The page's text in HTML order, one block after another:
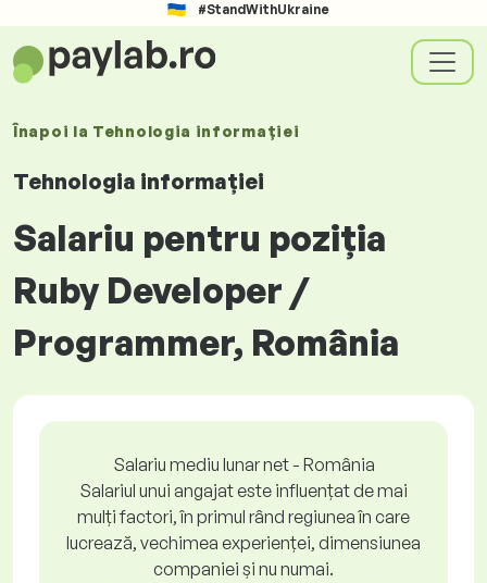
#StandWithUkraine
Înapoi la Tehnologia informației
Tehnologia informației
Salariu pentru poziția
Ruby Developer /
Programmer, România
Salariu mediu lunar net - România
Salariul unui angajat este influențat de mai
mulți factori, în primul rând regiunea în care
lucrează, vechimea experienței, dimensiunea
companiei și nu numai.